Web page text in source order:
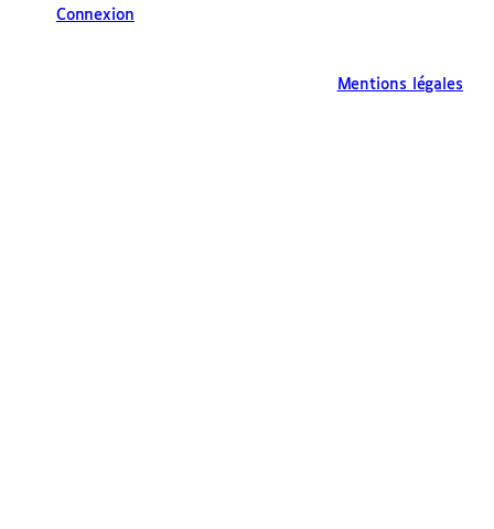
Connexion
Mentions légales